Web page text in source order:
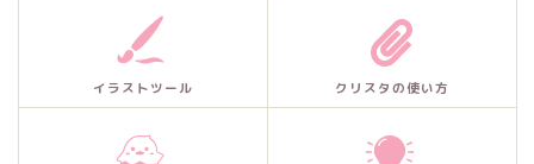
イラストツール クリスタの使い方